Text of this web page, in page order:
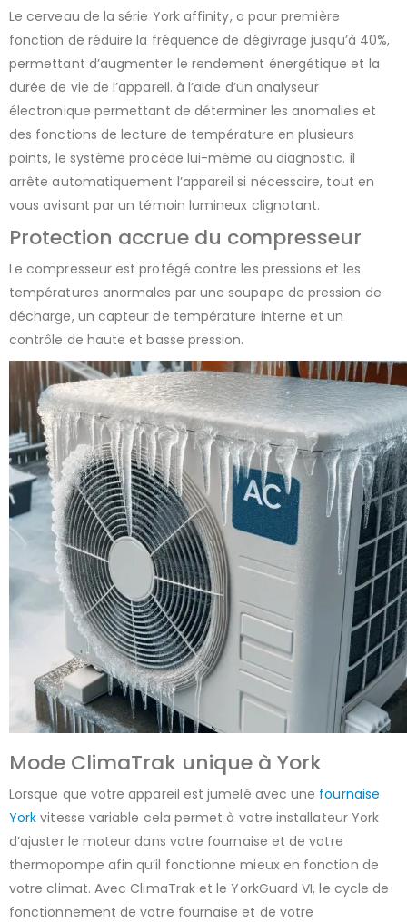
Le cerveau de la série York affinity, a pour première
fonction de réduire la fréquence de dégivrage jusqu’à 40%,
permettant d’augmenter le rendement énergétique et la
durée de vie de l’appareil. à l’aide d’un analyseur
électronique permettant de déterminer les anomalies et
des fonctions de lecture de température en plusieurs
points, le système procède lui-même au diagnostic. il
arrête automatiquement l’appareil si nécessaire, tout en
vous avisant par un témoin lumineux clignotant.
Protection accrue du compresseur
Le compresseur est protégé contre les pressions et les
températures anormales par une soupape de pression de
décharge, un capteur de température interne et un
contrôle de haute et basse pression.
Mode ClimaTrak unique à York
Lorsque que votre appareil est jumelé avec une fournaise
York vitesse variable cela permet à votre installateur York
d’ajuster le moteur dans votre fournaise et de votre
thermopompe afin qu’il fonctionne mieux en fonction de
votre climat. Avec ClimaTrak et le YorkGuard VI, le cycle de
fonctionnement de votre fournaise et de votre